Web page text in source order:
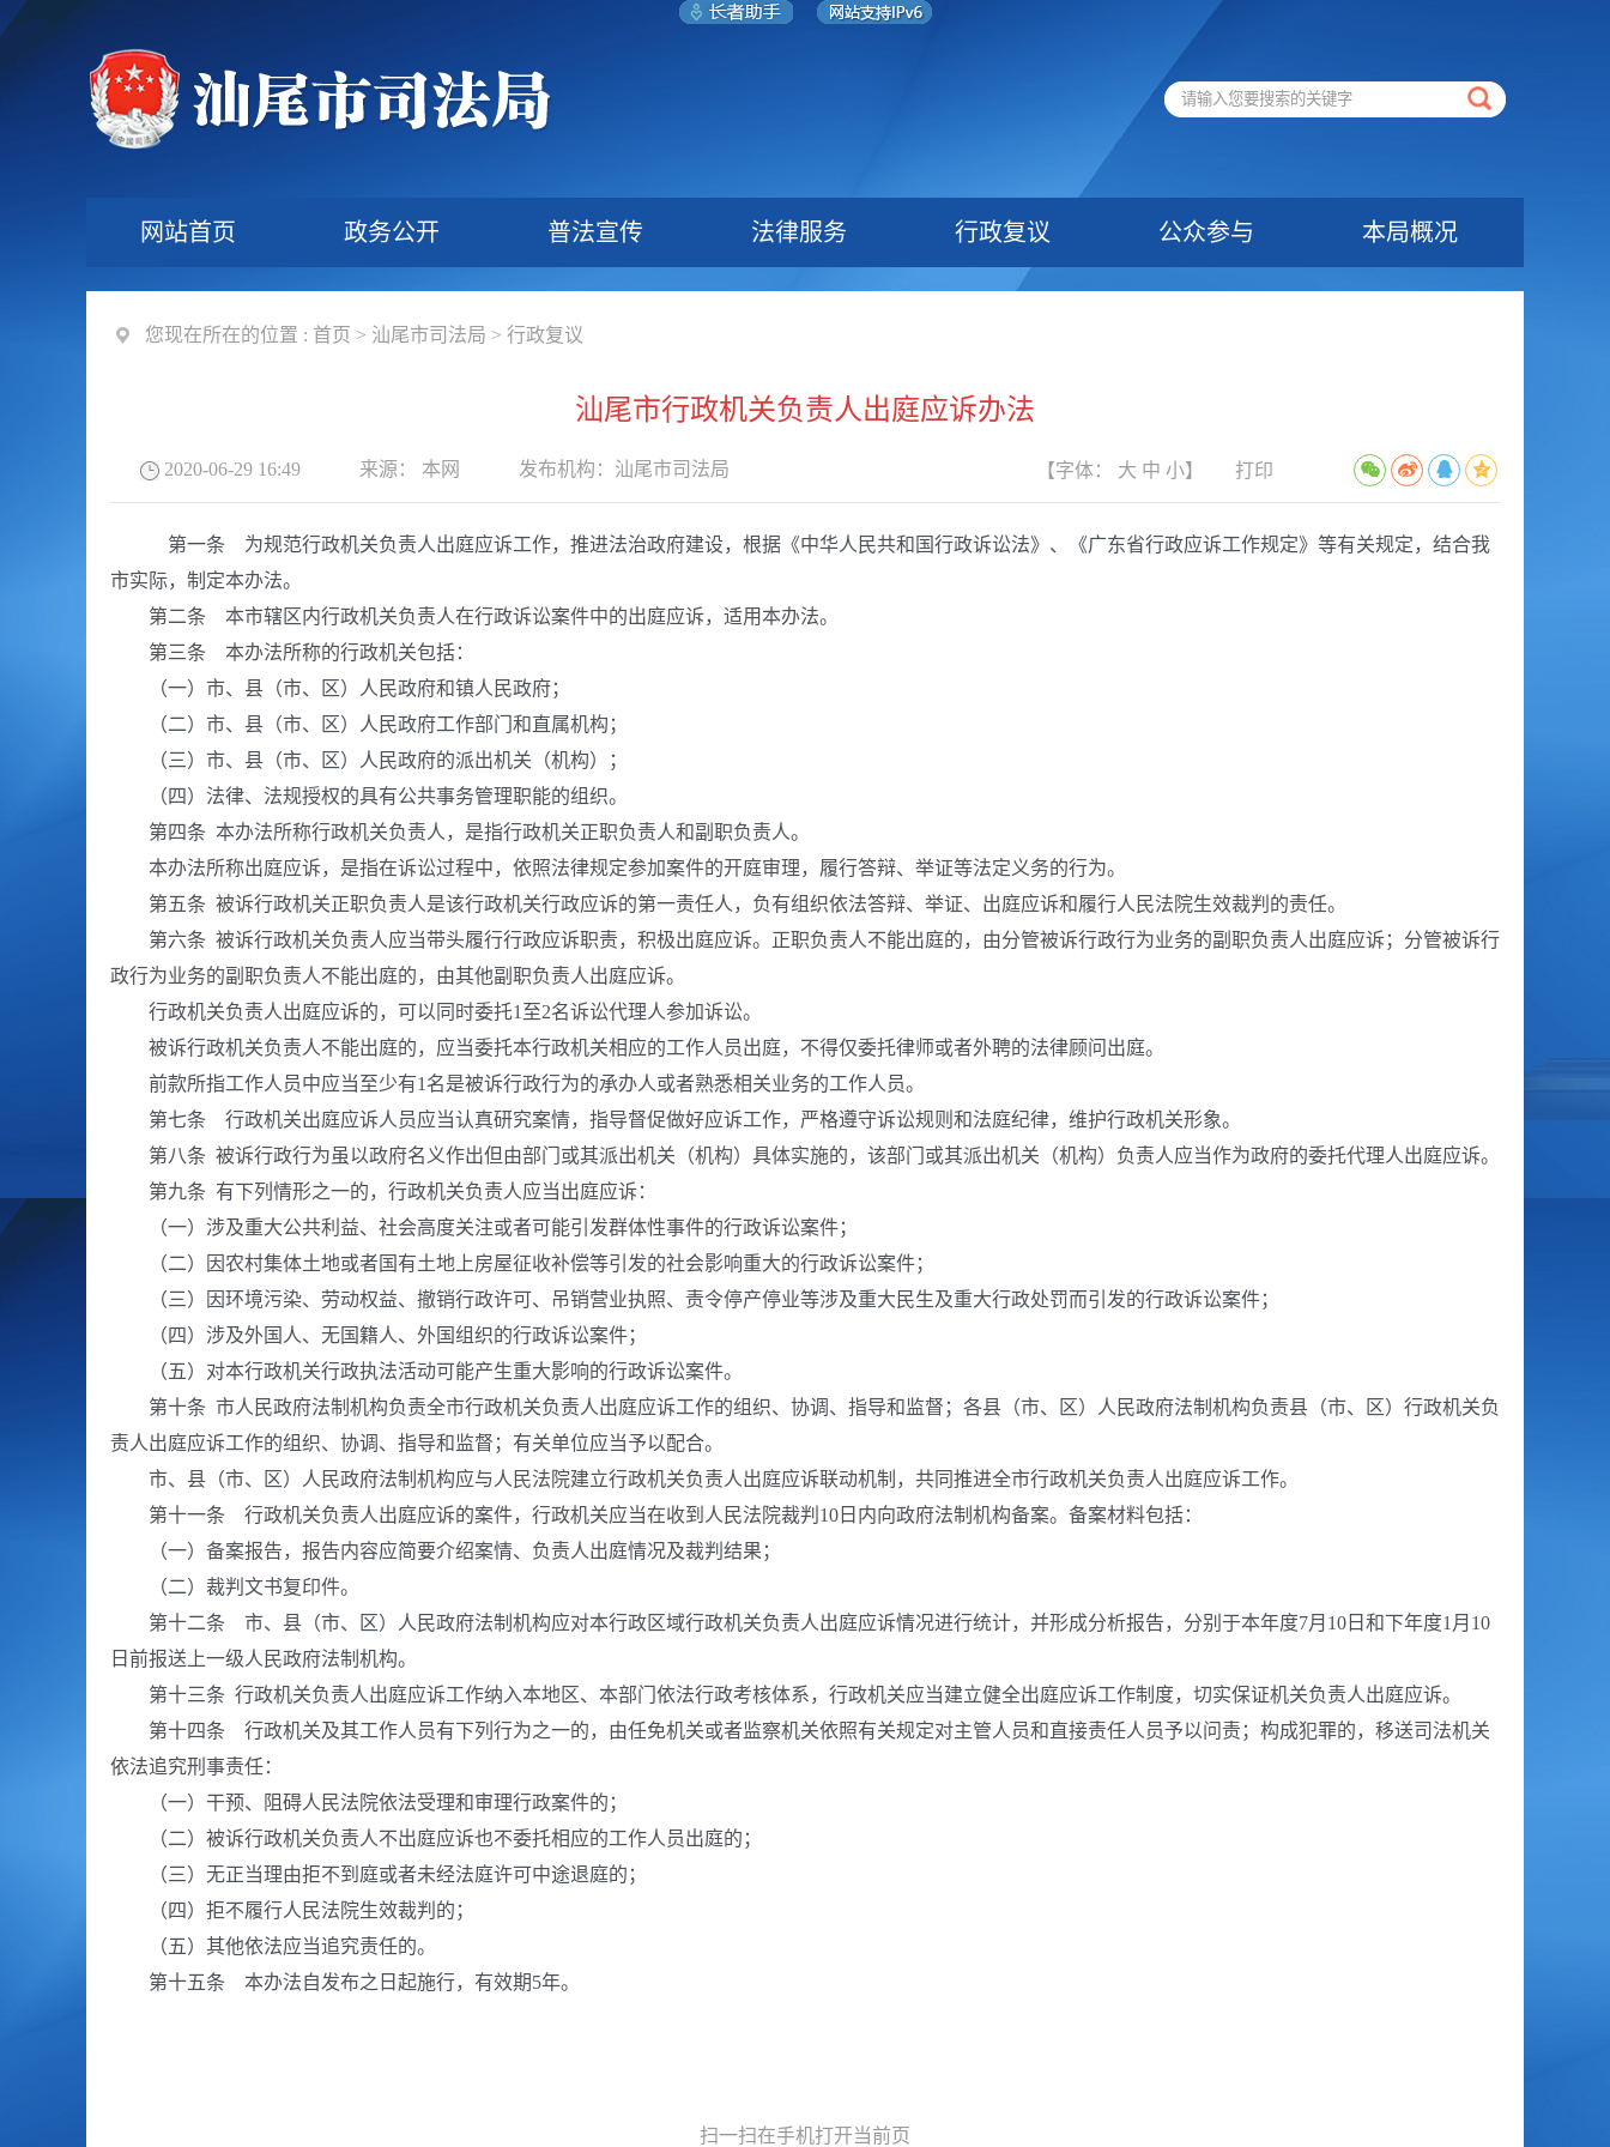
网站首页 政务公开 普法宣传 法律服务 行政复议 公众参与 本局概况
您现在所在的位置 : 首页 > 汕尾市司法局 > 行政复议
汕尾市行政机关负责人出庭应诉办法
2020-06-29 16:49 来源： 本网 发布机构： 汕尾市司法局 【字体： 大 中 小】 打印
第一条 为规范行政机关负责人出庭应诉工作，推进法治政府建设，根据《中华人民共和国行政诉讼法》、《广东省行政应诉工作规定》等有关规定，结合我
市实际，制定本办法。
第二条 本市辖区内行政机关负责人在行政诉讼案件中的出庭应诉，适用本办法。
第三条 本办法所称的行政机关包括：
（一）市、县（市、区）人民政府和镇人民政府；
（二）市、县（市、区）人民政府工作部门和直属机构；
（三）市、县（市、区）人民政府的派出机关（机构）；
（四）法律、法规授权的具有公共事务管理职能的组织。
第四条 本办法所称行政机关负责人，是指行政机关正职负责人和副职负责人。
本办法所称出庭应诉，是指在诉讼过程中，依照法律规定参加案件的开庭审理，履行答辩、举证等法定义务的行为。
第五条 被诉行政机关正职负责人是该行政机关行政应诉的第一责任人，负有组织依法答辩、举证、出庭应诉和履行人民法院生效裁判的责任。
第六条 被诉行政机关负责人应当带头履行行政应诉职责，积极出庭应诉。正职负责人不能出庭的，由分管被诉行政行为业务的副职负责人出庭应诉；分管被诉行
政行为业务的副职负责人不能出庭的，由其他副职负责人出庭应诉。
行政机关负责人出庭应诉的，可以同时委托1至2名诉讼代理人参加诉讼。
被诉行政机关负责人不能出庭的，应当委托本行政机关相应的工作人员出庭，不得仅委托律师或者外聘的法律顾问出庭。
前款所指工作人员中应当至少有1名是被诉行政行为的承办人或者熟悉相关业务的工作人员。
第七条 行政机关出庭应诉人员应当认真研究案情，指导督促做好应诉工作，严格遵守诉讼规则和法庭纪律，维护行政机关形象。
第八条 被诉行政行为虽以政府名义作出但由部门或其派出机关（机构）具体实施的，该部门或其派出机关（机构）负责人应当作为政府的委托代理人出庭应诉。
第九条 有下列情形之一的，行政机关负责人应当出庭应诉：
（一）涉及重大公共利益、社会高度关注或者可能引发群体性事件的行政诉讼案件；
（二）因农村集体土地或者国有土地上房屋征收补偿等引发的社会影响重大的行政诉讼案件；
（三）因环境污染、劳动权益、撤销行政许可、吊销营业执照、责令停产停业等涉及重大民生及重大行政处罚而引发的行政诉讼案件；
（四）涉及外国人、无国籍人、外国组织的行政诉讼案件；
（五）对本行政机关行政执法活动可能产生重大影响的行政诉讼案件。
第十条 市人民政府法制机构负责全市行政机关负责人出庭应诉工作的组织、协调、指导和监督；各县（市、区）人民政府法制机构负责县（市、区）行政机关负
责人出庭应诉工作的组织、协调、指导和监督；有关单位应当予以配合。
市、县（市、区）人民政府法制机构应与人民法院建立行政机关负责人出庭应诉联动机制，共同推进全市行政机关负责人出庭应诉工作。
第十一条 行政机关负责人出庭应诉的案件，行政机关应当在收到人民法院裁判10日内向政府法制机构备案。备案材料包括：
（一）备案报告，报告内容应简要介绍案情、负责人出庭情况及裁判结果；
（二）裁判文书复印件。
第十二条 市、县（市、区）人民政府法制机构应对本行政区域行政机关负责人出庭应诉情况进行统计，并形成分析报告，分别于本年度7月10日和下年度1月10
日前报送上一级人民政府法制机构。
第十三条 行政机关负责人出庭应诉工作纳入本地区、本部门依法行政考核体系，行政机关应当建立健全出庭应诉工作制度，切实保证机关负责人出庭应诉。
第十四条 行政机关及其工作人员有下列行为之一的，由任免机关或者监察机关依照有关规定对主管人员和直接责任人员予以问责；构成犯罪的，移送司法机关
依法追究刑事责任：
（一）干预、阻碍人民法院依法受理和审理行政案件的；
（二）被诉行政机关负责人不出庭应诉也不委托相应的工作人员出庭的；
（三）无正当理由拒不到庭或者未经法庭许可中途退庭的；
（四）拒不履行人民法院生效裁判的；
（五）其他依法应当追究责任的。
第十五条 本办法自发布之日起施行，有效期5年。
扫一扫在手机打开当前页